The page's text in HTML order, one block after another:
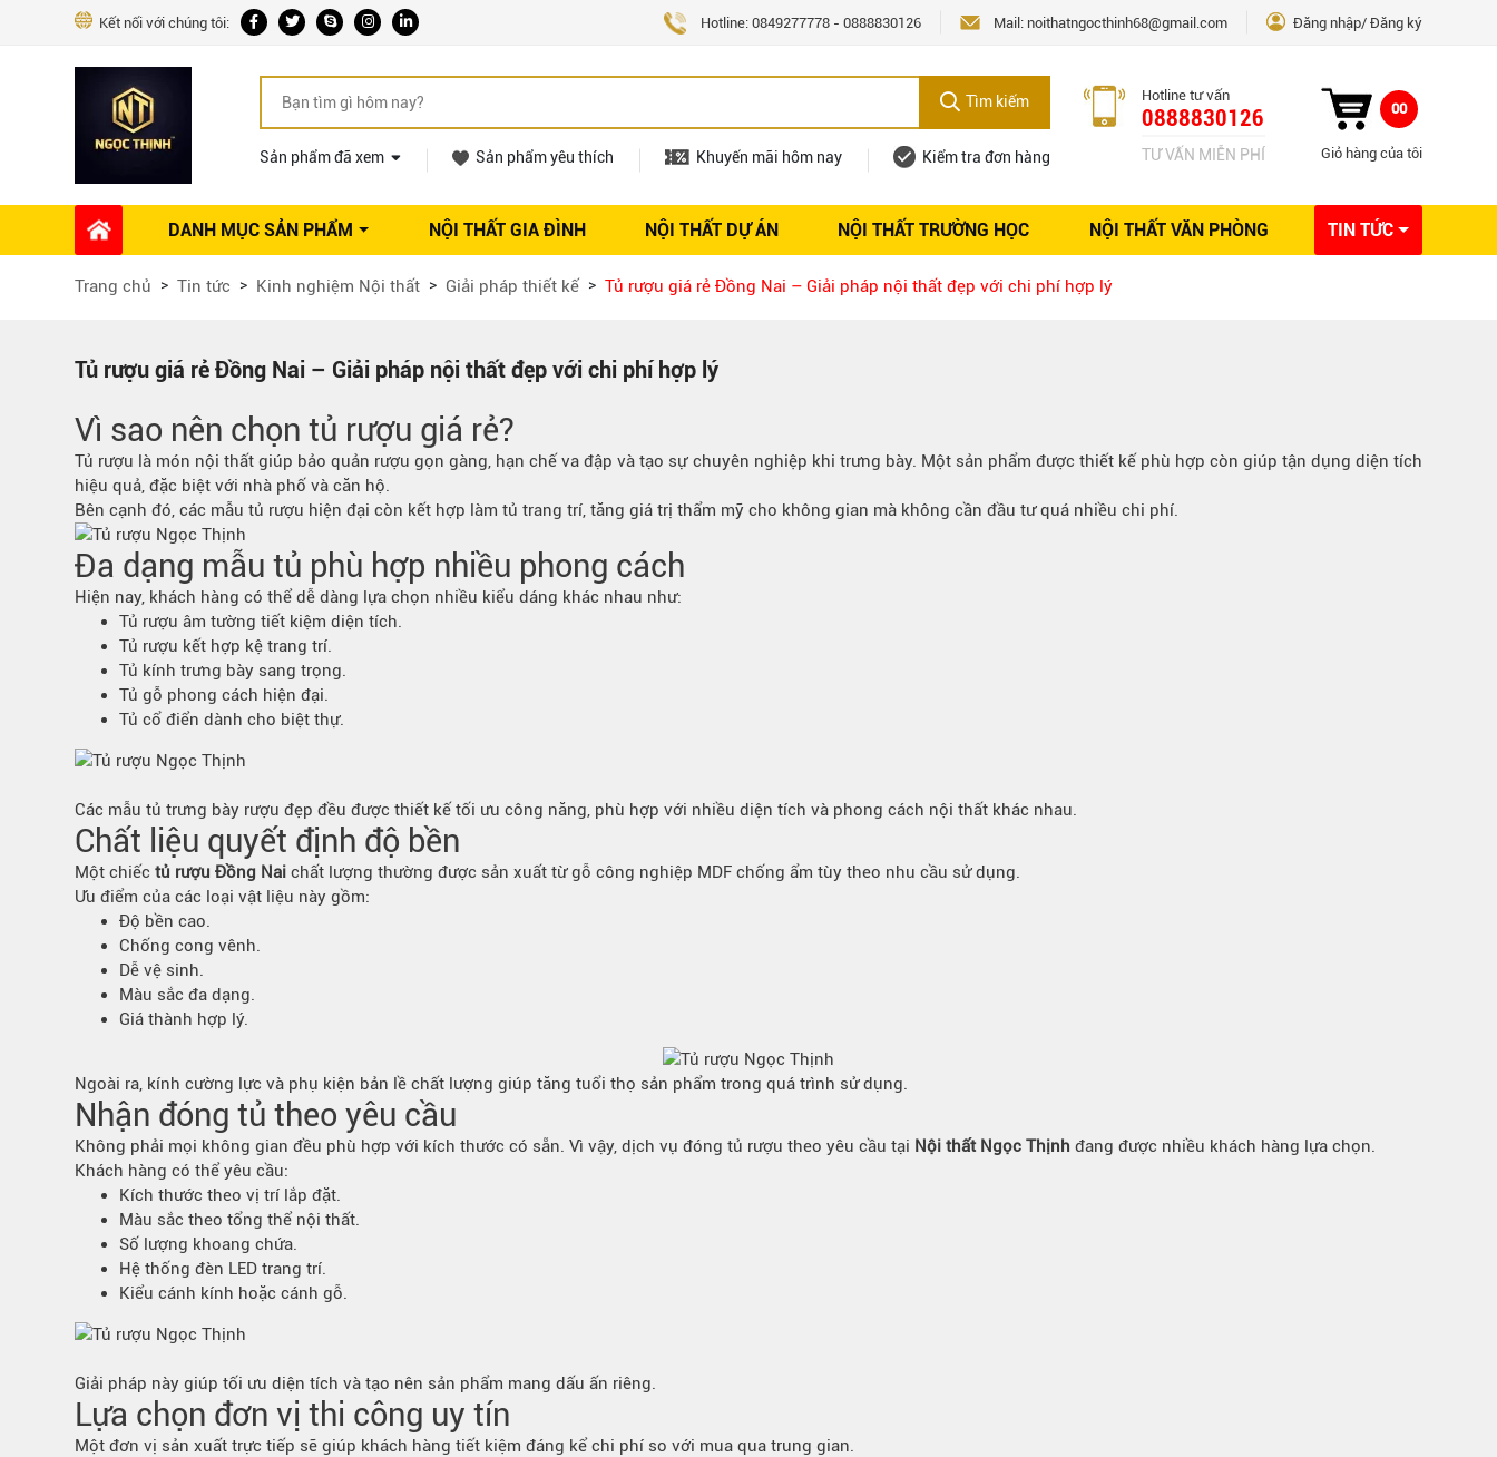
Kết nối với chúng tôi: Hotline: 0849277778 - 0888830126 Mail: noithatngocthinh68@gmail.com Đăng nhập Đăng ký
Tìm kiếm
Sản phẩm đã xem Sản phẩm yêu thích Khuyến mãi hôm nay Kiểm tra đơn hàng
Hotline tư vấn
0888830126
TƯ VẤN MIỄN PHÍ
00
Giỏ hàng của tôi
DANH MỤC SẢN PHẨM
Phụ kiện Nội thất
Ổ khóa tủ
Máy hút mùi
Phụ kiện tủ áo
Phụ kiện tủ bếp trên
Thùng đựng gạo
Bếp từ-Bếp hồng ngoại
Chậu rửa bát
Ray trượt – bản lề – tay nắm cửa
Phụ kiện tủ bếp dưới
Giá để bát đĩa đa năng
Giá để dao thớt
Kệ để chất tẩy rửa
Kệ gia vị
Kệ góc liên hoàn
NỘI THẤT GIA ĐÌNH NỘI THẤT DỰ ÁN NỘI THẤT TRƯỜNG HỌC NỘI THẤT VĂN PHÒNG TIN TỨC
Dự án thi công Báo giá Nội thất Tuyển dụng
Trang chủ Tin tức Kinh nghiệm Nội thất Giải pháp thiết kế Tủ rượu giá rẻ Đồng Nai – Giải pháp nội thất đẹp với chi phí hợp lý
Tủ rượu giá rẻ Đồng Nai – Giải pháp nội thất đẹp với chi phí hợp lý
Vì sao nên chọn tủ rượu giá rẻ?
Tủ rượu là món nội thất giúp bảo quản rượu gọn gàng, hạn chế va đập và tạo sự chuyên nghiệp khi trưng bày. Một sản phẩm được thiết kế phù hợp còn giúp tận dụng diện tích
hiệu quả, đặc biệt với nhà phố và căn hộ.
Bên cạnh đó, các mẫu tủ rượu hiện đại còn kết hợp làm tủ trang trí, tăng giá trị thẩm mỹ cho không gian mà không cần đầu tư quá nhiều chi phí.
Đa dạng mẫu tủ phù hợp nhiều phong cách
Hiện nay, khách hàng có thể dễ dàng lựa chọn nhiều kiểu dáng khác nhau như:
Tủ rượu âm tường tiết kiệm diện tích.
Tủ rượu kết hợp kệ trang trí.
Tủ kính trưng bày sang trọng.
Tủ gỗ phong cách hiện đại.
Tủ cổ điển dành cho biệt thự.
Các mẫu tủ trưng bày rượu đẹp đều được thiết kế tối ưu công năng, phù hợp với nhiều diện tích và phong cách nội thất khác nhau.
Chất liệu quyết định độ bền
Một chiếc tủ rượu Đồng Nai chất lượng thường được sản xuất từ gỗ công nghiệp MDF chống ẩm tùy theo nhu cầu sử dụng.
Ưu điểm của các loại vật liệu này gồm:
Độ bền cao.
Chống cong vênh.
Dễ vệ sinh.
Màu sắc đa dạng.
Giá thành hợp lý.
Ngoài ra, kính cường lực và phụ kiện bản lề chất lượng giúp tăng tuổi thọ sản phẩm trong quá trình sử dụng.
Nhận đóng tủ theo yêu cầu
Không phải mọi không gian đều phù hợp với kích thước có sẵn. Vì vậy, dịch vụ đóng tủ rượu theo yêu cầu tại Nội thất Ngọc Thịnh đang được nhiều khách hàng lựa chọn.
Khách hàng có thể yêu cầu:
Kích thước theo vị trí lắp đặt.
Màu sắc theo tổng thể nội thất.
Số lượng khoang chứa.
Hệ thống đèn LED trang trí.
Kiểu cánh kính hoặc cánh gỗ.
Giải pháp này giúp tối ưu diện tích và tạo nên sản phẩm mang dấu ấn riêng.
Lựa chọn đơn vị thi công uy tín
Một đơn vị sản xuất trực tiếp sẽ giúp khách hàng tiết kiệm đáng kể chi phí so với mua qua trung gian.